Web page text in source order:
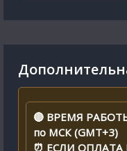
🔴 ВРЕМЯ
по МСК (GMT+3)
⏰ ЕСЛИ